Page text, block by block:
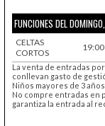
FUNCIONES DEL
CELTAS
CORTOS
19:00
La venta de entradas
conllevan gasto de
Niños mayores de 3
No compre entradas en
garantiza la entrada al